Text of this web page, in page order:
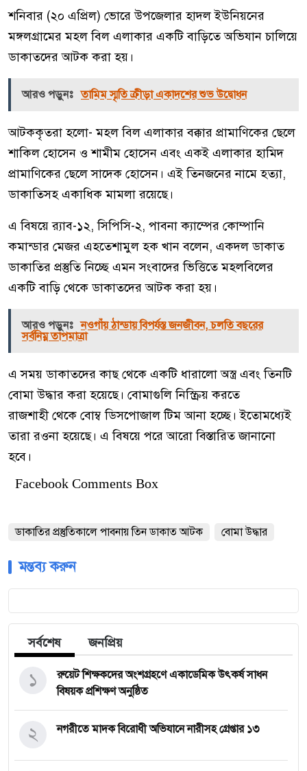
শনিবার (২০ এপ্রিল) ভোরে উপজেলার হাদল ইউনিয়নের
মঙ্গলগ্রামের মহল বিল এলাকার একটি বাড়িতে অভিযান চালিয়ে
ডাকাতদের আটক করা হয়।
আরও পড়ুনঃ তামিম স্মৃতি ক্রীড়া একাদশের শুভ উদ্বোধন
আটককৃতরা হলো- মহল বিল এলাকার বক্কার প্রামাণিকের ছেলে
শাকিল হোসেন ও শামীম হোসেন এবং একই এলাকার হামিদ
প্রামাণিকের ছেলে সাদেক হোসেন। এই তিনজনের নামে হত্যা,
ডাকাতিসহ একাধিক মামলা রয়েছে।
এ বিষয়ে র‌্যাব-১২, সিপিসি-২, পাবনা ক্যাম্পের কোম্পানি
কমান্ডার মেজর এহতেশামুল হক খান বলেন, একদল ডাকাত
ডাকাতির প্রস্তুতি নিচ্ছে এমন সংবাদের ভিত্তিতে মহলবিলের
একটি বাড়ি থেকে ডাকাতদের আটক করা হয়।
আরও পড়ুনঃ নওগাঁয় ঠান্ডায় বিপর্যস্ত জনজীবন, চলতি বছরের
সর্বনিম্ন তাপমাত্রা
এ সময় ডাকাতদের কাছ থেকে একটি ধারালো অস্ত্র এবং তিনটি
বোমা উদ্ধার করা হয়েছে। বোমাগুলি নিস্ক্রিয় করতে
রাজশাহী থেকে বোম্ব ডিসপোজাল টিম আনা হচ্ছে। ইতোমধ্যেই
তারা রওনা হয়েছে। এ বিষয়ে পরে আরো বিস্তারিত জানানো
হবে।
Facebook Comments Box
ডাকাতির প্রস্তুতিকালে পাবনায় তিন ডাকাত আটক বোমা উদ্ধার
মন্তব্য করুন
সর্বশেষ জনপ্রিয়
রুয়েট শিক্ষকদের অংশগ্রহণে একাডেমিক উৎকর্ষ সাধন
বিষয়ক প্রশিক্ষণ অনুষ্ঠিত
১
নগরীতে মাদক বিরোধী অভিযানে নারীসহ গ্রেপ্তার ১৩
২